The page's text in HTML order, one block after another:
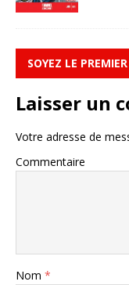
SOYEZ LE
Laisser un
Votre adresse de
Commentaire
Nom *